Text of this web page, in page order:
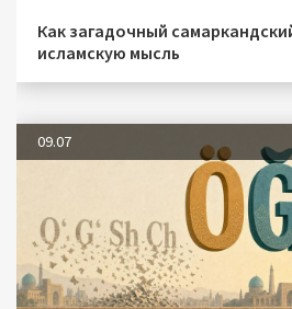
Как загадочный
исламскую мысль
09.07